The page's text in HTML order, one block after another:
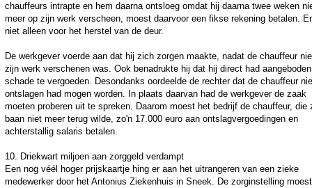
chauffeurs intrapte en hem daarna ontsloeg omdat hij daarna twee weken
meer op zijn werk verscheen, moest daarvoor een fikse rekening betalen.
niet alleen voor het herstel van de deur.
De werkgever voerde aan dat hij zich zorgen maakte, nadat de chauffeur
zijn werk verschenen was. Ook benadrukte hij dat hij direct had
schade te vergoeden. Desondanks oordeelde de rechter dat de chauffeur
ontslagen had mogen worden. In plaats daarvan had de werkgever de zaak
moeten proberen uit te spreken. Daarom moest het bedrijf de chauffeur, die
baan niet meer terug wilde, zo'n 17.000 euro aan ontslagvergoedingen en
achterstallig salaris betalen.
10. Driekwart miljoen aan zorggeld verdampt
Een nog véél hoger prijskaartje hing er aan het uitrangeren van een zieke
medewerker door het Antonius Ziekenhuis in Sneek. De zorginstelling